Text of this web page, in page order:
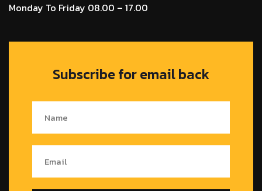
Monday To Friday 08.00 – 17.00
Subscribe for email back